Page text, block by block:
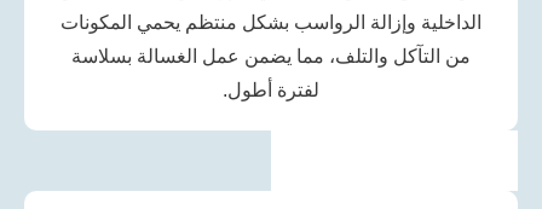
وإزالة الرواسب بشكل منتظم يحمي المكونات
والتلف، مما يضمن عمل الغسالة بسلاسة